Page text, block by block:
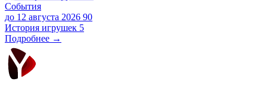
События
до 12 августа 2026 90
История игрушек 5
Подробнее →